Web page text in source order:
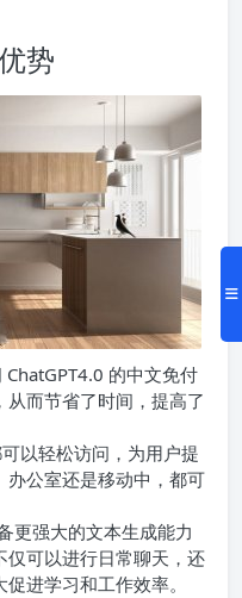
势
ChatGPT4.0 的中文免付
而节省了时间，提高了
可以轻松访问，为用户提
公室还是移动中，都可
更强大的文本生成能力
可以进行日常聊天，还
进学习和工作效率。